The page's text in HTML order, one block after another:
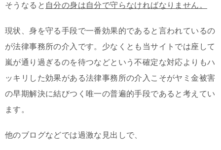
そうなると 自分の身は自分で守らなければなりません。
現状、身を守る手段で一番効果的であると言われているの
が法律事務所の介入です。少なくとも当サイトでは座して
嵐が通り過ぎるのを待つなどという不確定な対応よりもハ
ッキリした効果がある法律事務所の介入こそがヤミ金被害
の早期解決に結びつく唯一の普遍的手段であると考えてい
ます。
他のブログなどでは過激な見出しで、